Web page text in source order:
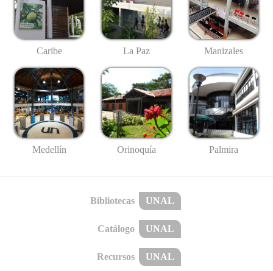
Caribe La Paz Manizales
Medellín Orinoquía Palmira
Bibliotecas UNAL
Catálogo UNAL
Recursos UNAL